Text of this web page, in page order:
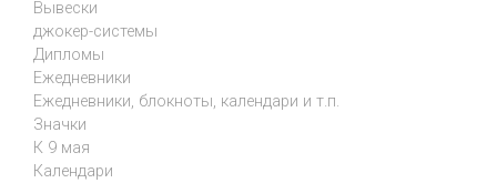
Вывески
джокер-системы
Дипломы
Ежедневники
Ежедневники, блокноты, календари и т.п.
Значки
К 9 мая
Календари